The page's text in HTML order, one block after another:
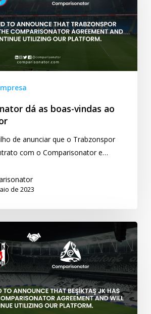
dá as boas-vindas ao
de anunciar que o Trabzonspor
com o Comparisonator e…
de 2023